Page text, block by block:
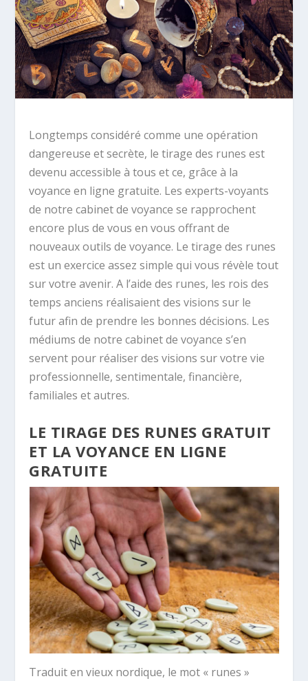
Longtemps considéré comme une opération
dangereuse et secrète, le tirage des runes est
devenu accessible à tous et ce, grâce à la
voyance en ligne gratuite. Les experts-voyants
de notre cabinet de voyance se rapprochent
encore plus de vous en vous offrant de
nouveaux outils de voyance. Le tirage des runes
est un exercice assez simple qui vous révèle tout
sur votre avenir. A l’aide des runes, les rois des
temps anciens réalisaient des visions sur le
futur afin de prendre les bonnes décisions. Les
médiums de notre cabinet de voyance s’en
servent pour réaliser des visions sur votre vie
professionnelle, sentimentale, financière,
familiales et autres.
LE TIRAGE DES RUNES GRATUIT
ET LA VOYANCE EN LIGNE
GRATUITE
Traduit en vieux nordique, le mot « runes »